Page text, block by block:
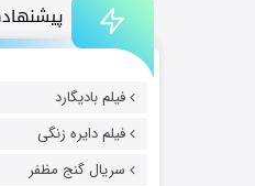
فیلم بادیگارد
فیلم دایره زنگی
سریال گنج مظفر